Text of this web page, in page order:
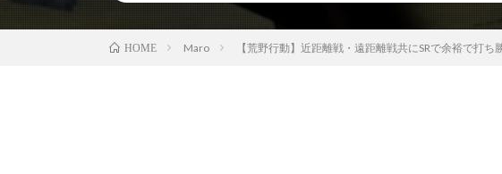
HOME Maro 【荒野行動】近距離戦・遠距離戦共にSRで余裕で打